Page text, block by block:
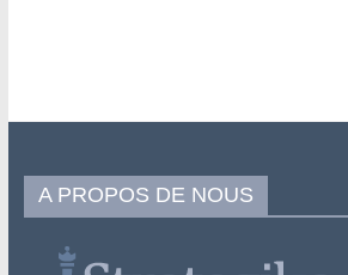
A PROPOS DE NOUS